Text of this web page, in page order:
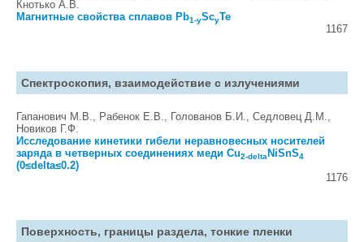
Кнотько А.В.
Магнитные свойства сплавов Pb1-ySсyTe
1167
Спектроскопия, взаимодействие с излучениями
Гапанович М.В., Рабенок Е.В., Голованов Б.И., Седловец Д.М.,
Новиков Г.Ф.
Исследование кинетики гибели неравновесных носителей
заряда в четверных соединениях меди Cu2-delta NiSnS4
(0≤delta≤0.2)
1176
Поверхность, границы раздела, тонкие пленки